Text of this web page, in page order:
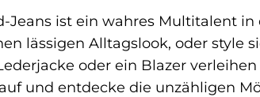
Jeans ist ein wahres Multitalent
lässigen Alltagslook, oder style
oder ein Blazer
und entdecke die unzähligen